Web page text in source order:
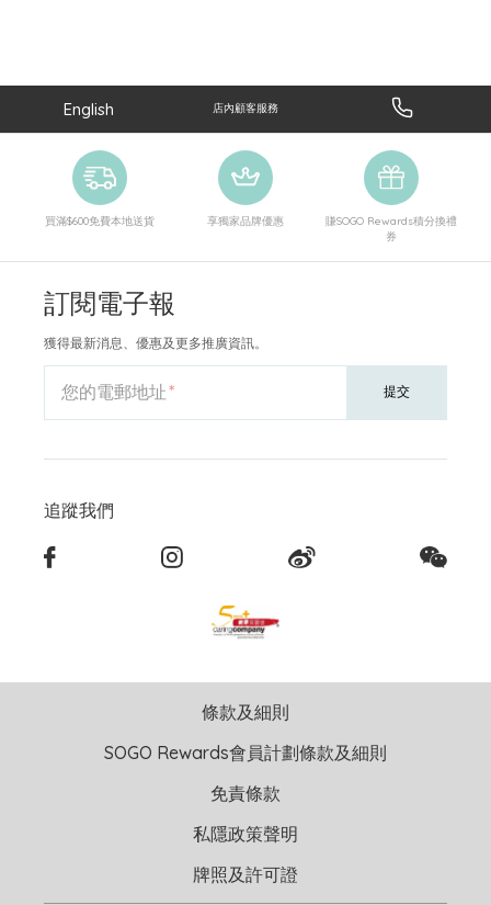
English 店內顧客服務
買滿$600免費本地送貨 享獨家品牌優惠
賺SOGO Rewards積分換禮
券
訂閱電子報
獲得最新消息、優惠及更多推廣資訊。
您的電郵地址 提交
追蹤我們
條款及細則
SOGO Rewards會員計劃條款及細則
免責條款
私隱政策聲明
牌照及許可證